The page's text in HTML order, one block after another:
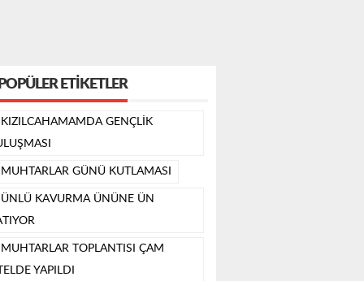
ETIKETLER
KIZILCAHAMAMDA GENÇLİK
MUHTARLAR GÜNÜ KUTLAMASI
ÜNLÜ KAVURMA ÜNÜNE ÜN
MUHTARLAR TOPLANTISI ÇAM
YAPILDI